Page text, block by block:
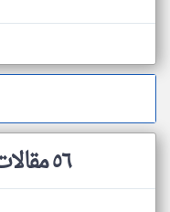
٥٦ مقالات مشابهة في